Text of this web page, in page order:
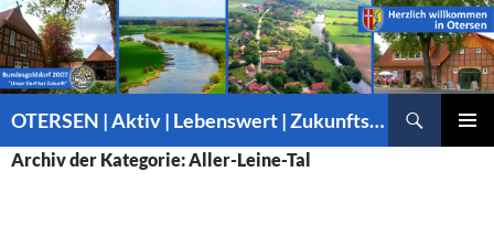
OTERSEN | Aktiv | Lebenswert | Zukunftsorientiert – mitten in Niedersachsen
INHALT
Archiv der Kategorie: Aller-Leine-Tal